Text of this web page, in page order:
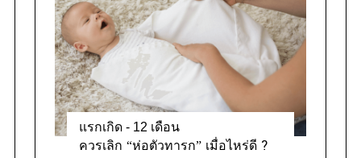
แรกเกิด - 12 เดือน
ควรเลิก “ห่อตัวทารก” เมื่อไหร่ดี ?